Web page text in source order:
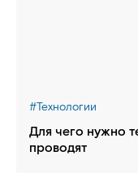
#Технологии
Для чего нужно
проводят